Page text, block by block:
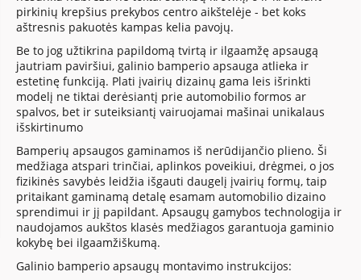
pirkinių krepšius prekybos centro aikštelėje - bet koks
aštresnis pakuotės kampas kelia pavojų.
Be to jog užtikrina papildomą tvirtą ir ilgaamžę apsaugą
jautriam paviršiui, galinio bamperio apsauga atlieka ir
estetinę funkciją. Plati įvairių dizainų gama leis išrinkti
modelį ne tiktai derėsiantį prie automobilio formos ar
spalvos, bet ir suteiksiantį vairuojamai mašinai unikalaus
išskirtinumo
Bamperių apsaugos gaminamos iš nerūdijančio plieno. Ši
medžiaga atspari trinčiai, aplinkos poveikiui, drėgmei, o jos
fizikinės savybės leidžia išgauti daugelį įvairių formų, taip
pritaikant gaminamą detalę esamam automobilio dizaino
sprendimui ir jį papildant. Apsaugų gamybos technologija ir
naudojamos aukštos klasės medžiagos garantuoja gaminio
kokybę bei ilgaamžiškumą.
Galinio bamperio apsaugų montavimo instrukcijos: